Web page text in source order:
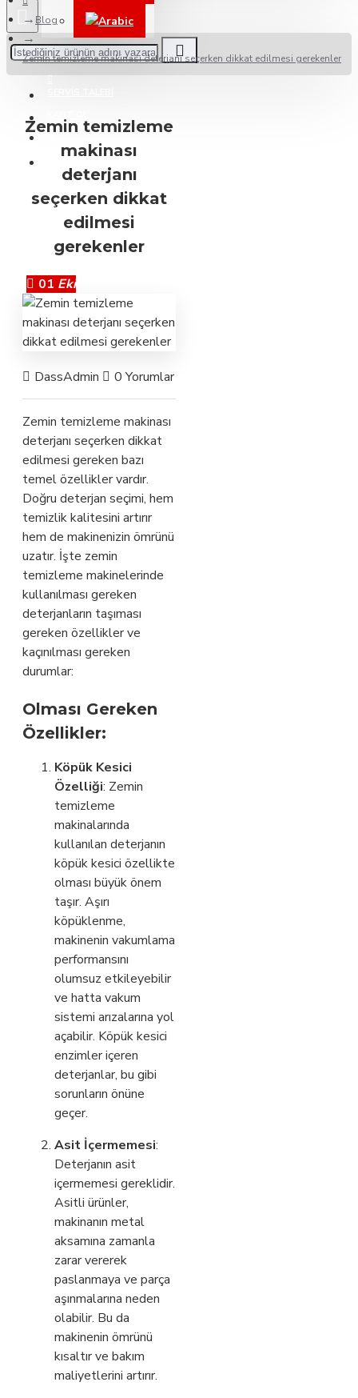
Arabic
BAYILERIMIZ
DESTEK
Blog
Zemin temizleme makinası deterjanı seçerken dikkat edilmesi gerekenler
Zemin temizleme
makinası
deterjanı
seçerken dikkat
edilmesi
gerekenler
01 Eki
DassAdmin 0 Yorumlar
Zemin temizleme makinası
deterjanı seçerken dikkat
edilmesi gereken bazı
temel özellikler vardır.
Doğru deterjan seçimi, hem
temizlik kalitesini artırır
hem de makinenizin ömrünü
uzatır. İşte zemin
temizleme makinelerinde
kullanılması gereken
deterjanların taşıması
gereken özellikler ve
kaçınılması gereken
durumlar:
Olması Gereken
Özellikler:
Köpük Kesici
Özelliği: Zemin
temizleme
makinalarında
kullanılan deterjanın
köpük kesici özellikte
olması büyük önem
taşır. Aşırı
köpüklenme,
makinenin vakumlama
performansını
olumsuz etkileyebilir
ve hatta vakum
sistemi arızalarına yol
açabilir. Köpük kesici
enzimler içeren
deterjanlar, bu gibi
sorunların önüne
geçer.
Asit İçermemesi:
Deterjanın asit
içermemesi gereklidir.
Asitli ürünler,
makinanın metal
aksamına zamanla
zarar vererek
paslanmaya ve parça
aşınmalarına neden
olabilir. Bu da
makinenin ömrünü
kısaltır ve bakım
maliyetlerini artırır.